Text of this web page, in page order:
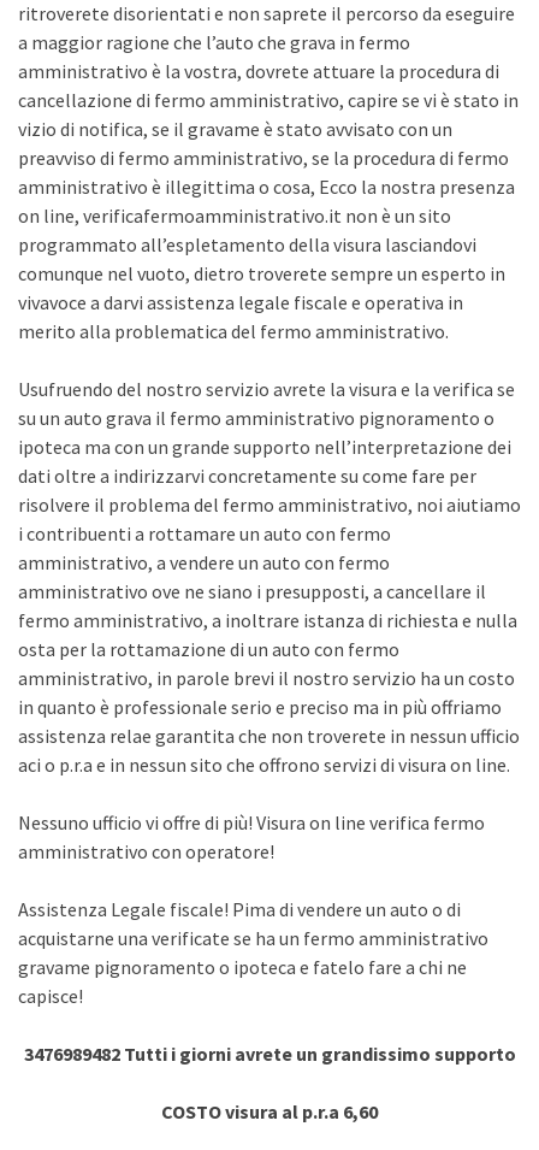
ritroverete disorientati e non saprete il percorso da eseguire
a maggior ragione che l’auto che grava in fermo
amministrativo è la vostra, dovrete attuare la procedura di
cancellazione di fermo amministrativo, capire se vi è stato in
vizio di notifica, se il gravame è stato avvisato con un
preavviso di fermo amministrativo, se la procedura di fermo
amministrativo è illegittima o cosa, Ecco la nostra presenza
on line, verificafermoamministrativo.it non è un sito
programmato all’espletamento della visura lasciandovi
comunque nel vuoto, dietro troverete sempre un esperto in
vivavoce a darvi assistenza legale fiscale e operativa in
merito alla problematica del fermo amministrativo.
Usufruendo del nostro servizio avrete la visura e la verifica se
su un auto grava il fermo amministrativo pignoramento o
ipoteca ma con un grande supporto nell’interpretazione dei
dati oltre a indirizzarvi concretamente su come fare per
risolvere il problema del fermo amministrativo, noi aiutiamo
i contribuenti a rottamare un auto con fermo
amministrativo, a vendere un auto con fermo
amministrativo ove ne siano i presupposti, a cancellare il
fermo amministrativo, a inoltrare istanza di richiesta e nulla
osta per la rottamazione di un auto con fermo
amministrativo, in parole brevi il nostro servizio ha un costo
in quanto è professionale serio e preciso ma in più offriamo
assistenza relae garantita che non troverete in nessun ufficio
aci o p.r.a e in nessun sito che offrono servizi di visura on line.
Nessuno ufficio vi offre di più! Visura on line verifica fermo
amministrativo con operatore!
Assistenza Legale fiscale! Pima di vendere un auto o di
acquistarne una verificate se ha un fermo amministrativo
gravame pignoramento o ipoteca e fatelo fare a chi ne
capisce!
3476989482 Tutti i giorni avrete un grandissimo supporto
COSTO visura al p.r.a 6,60